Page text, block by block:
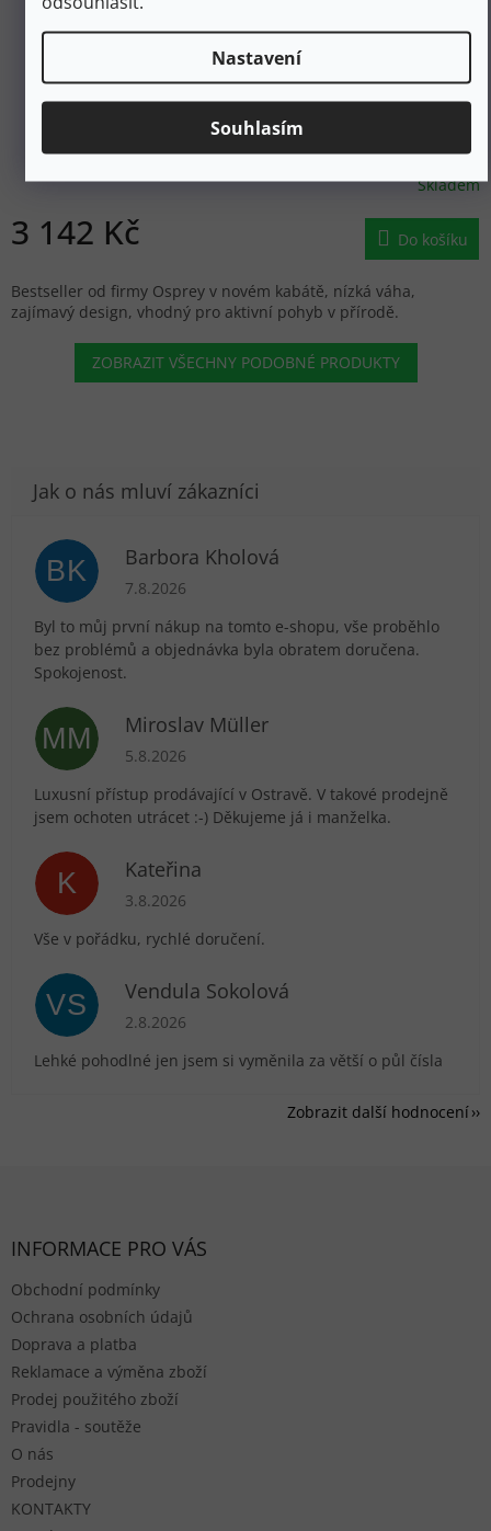
Nastavení
Souhlasím
3 699 Kč
OSPREY Pánský turistický batoh TALON 22 phantom
grey/dark charcoal - černý
Skladem
3 142 Kč Do košíku
Bestseller od firmy Osprey v novém kabátě, nízká váha,
zajímavý design, vhodný pro aktivní pohyb v přírodě.
ZOBRAZIT VŠECHNY PODOBNÉ PRODUKTY
BK Barbora Kholová
Hodnocení obchodu je 5 z 5 hvězdiček.
7.8.2026
Byl to můj první nákup na tomto e-shopu, vše proběhlo
bez problémů a objednávka byla obratem doručena.
Spokojenost.
MM Miroslav Müller
Hodnocení obchodu je 5 z 5 hvězdiček.
5.8.2026
Luxusní přístup prodávající v Ostravě. V takové prodejně
jsem ochoten utrácet :-) Děkujeme já i manželka.
K Kateřina
Hodnocení obchodu je 5 z 5 hvězdiček.
3.8.2026
Vše v pořádku, rychlé doručení.
VS Vendula Sokolová
Hodnocení obchodu je 5 z 5 hvězdiček.
2.8.2026
Lehké pohodlné jen jsem si vyměnila za větší o půl čísla
Zobrazit další hodnocení
INFORMACE PRO VÁS
Obchodní podmínky
Ochrana osobních údajů
Doprava a platba
Reklamace a výměna zboží
Prodej použitého zboží
Pravidla - soutěže
O nás
Prodejny
KONTAKTY